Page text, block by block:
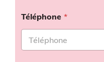
Téléphone *